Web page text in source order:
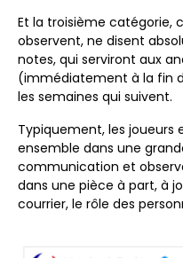
Et la troisième catégorie,
observent, ne disent
notes, qui serviront aux
(immédiatement à la fin
les semaines qui suivent.
Typiquement, les joueurs
ensemble dans une
communication et
dans une pièce à part, à
courrier, le rôle des